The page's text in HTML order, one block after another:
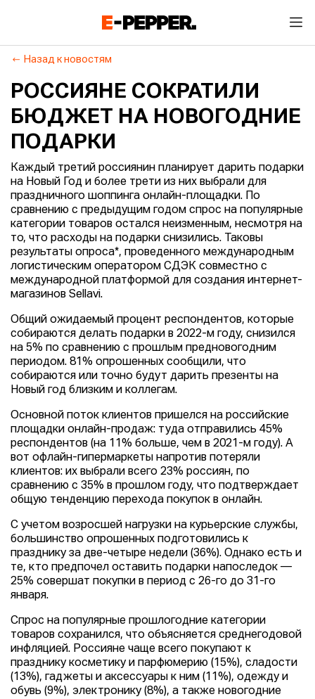
Назад к новостям
РОССИЯНЕ СОКРАТИЛИ
БЮДЖЕТ НА НОВОГОДНИЕ
ПОДАРКИ
Каждый третий россиянин планирует дарить подарки
на Новый Год и более трети из них выбрали для
праздничного шоппинга онлайн-площадки. По
сравнению с предыдущим годом спрос на популярные
категории товаров остался неизменным, несмотря на
то, что расходы на подарки снизились. Таковы
результаты опроса*, проведенного международным
логистическим оператором СДЭК совместно с
международной платформой для создания интернет-
магазинов Sellavi.
Общий ожидаемый процент респондентов, которые
собираются делать подарки в 2022-м году, снизился
на 5% по сравнению с прошлым предновогодним
периодом. 81% опрошенных сообщили, что
собираются или точно будут дарить презенты на
Новый год близким и коллегам.
Основной поток клиентов пришелся на российские
площадки онлайн-продаж: туда отправились 45%
респондентов (на 11% больше, чем в 2021-м году). А
вот офлайн-гипермаркеты напротив потеряли
клиентов: их выбрали всего 23% россиян, по
сравнению с 35% в прошлом году, что подтверждает
общую тенденцию перехода покупок в онлайн.
С учетом возросшей нагрузки на курьерские службы,
большинство опрошенных подготовились к
празднику за две-четыре недели (36%). Однако есть и
те, кто предпочел оставить подарки напоследок —
25% совершат покупки в период с 26-го до 31-го
января.
Спрос на популярные прошлогодние категории
товаров сохранился, что объясняется среднегодовой
инфляцией. Россияне чаще всего покупают к
празднику косметику и парфюмерию (15%), сладости
(13%), гаджеты и аксессуары к ним (11%), одежду и
обувь (9%), электронику (8%), а также новогодние